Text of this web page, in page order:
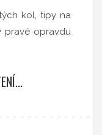
kol, tipy na
pravé opravdu